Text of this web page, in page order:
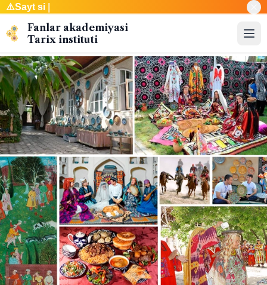
⚠️Sayt sin
Fanlar akademiyasi
Tarix instituti